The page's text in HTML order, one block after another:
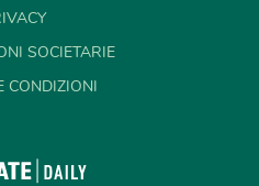
SOCIETARIE
CONDIZIONI